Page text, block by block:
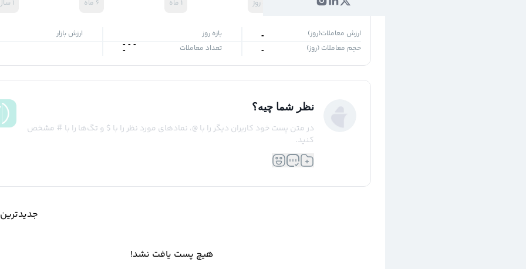
۱روز ۱ ماه ۶ ماه ۱ سال
ارزش معاملات(روز) - بازه روز
-
-
-
ارزش بازار
حجم معاملات (روز)
- تعداد معاملات -
نظر شما چیه؟
در متن پست خود کاربران دیگر را با @، نمادهای مورد نظر را با $ و تگ‌ها را با # مشخص
کنید.
هیچ پست یافت نشد!